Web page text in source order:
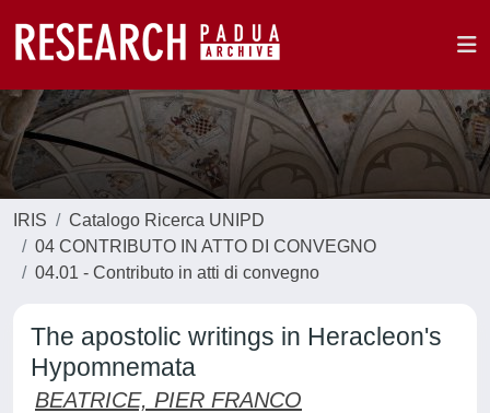
IRIS
Catalogo Ricerca UNIPD
04 CONTRIBUTO IN ATTO DI CONVEGNO
04.01 - Contributo in atti di convegno
The apostolic writings in Heracleon's
Hypomnemata
BEATRICE, PIER FRANCO